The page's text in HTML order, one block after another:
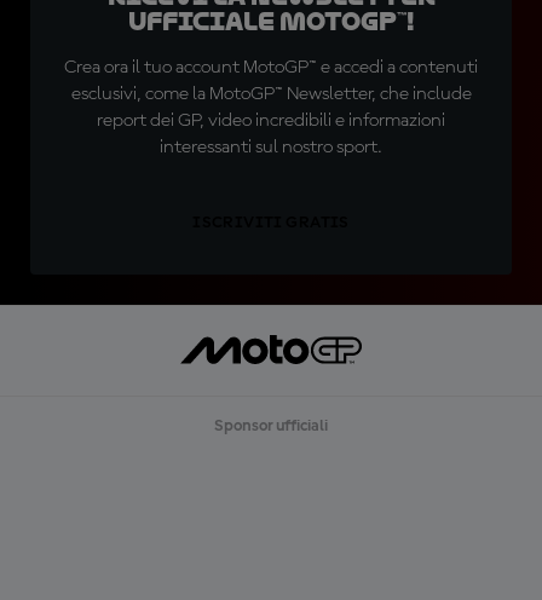
ufficiale MotoGP™!
Crea ora il tuo account MotoGP™ e accedi a contenuti
esclusivi, come la MotoGP™ Newsletter, che include
report dei GP, video incredibili e informazioni
interessanti sul nostro sport.
Sponsor ufficiali